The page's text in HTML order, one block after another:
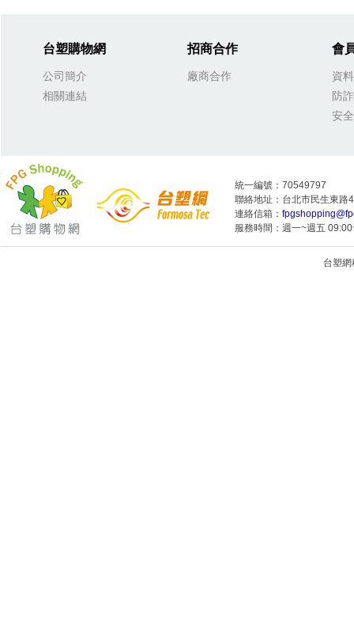
台塑購物網
公司簡介
相關連結
招商合作
廠商合作
會
資
防
安
統一編號：70549797
聯絡地址：台北市民生東路
連絡信箱：
服務時間：週一~週五
台塑